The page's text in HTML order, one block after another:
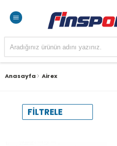
Anasayfa Airex
FILTRELE